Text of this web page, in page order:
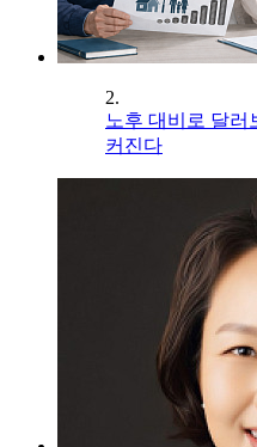
2.
노후 대비로 달러
커진다